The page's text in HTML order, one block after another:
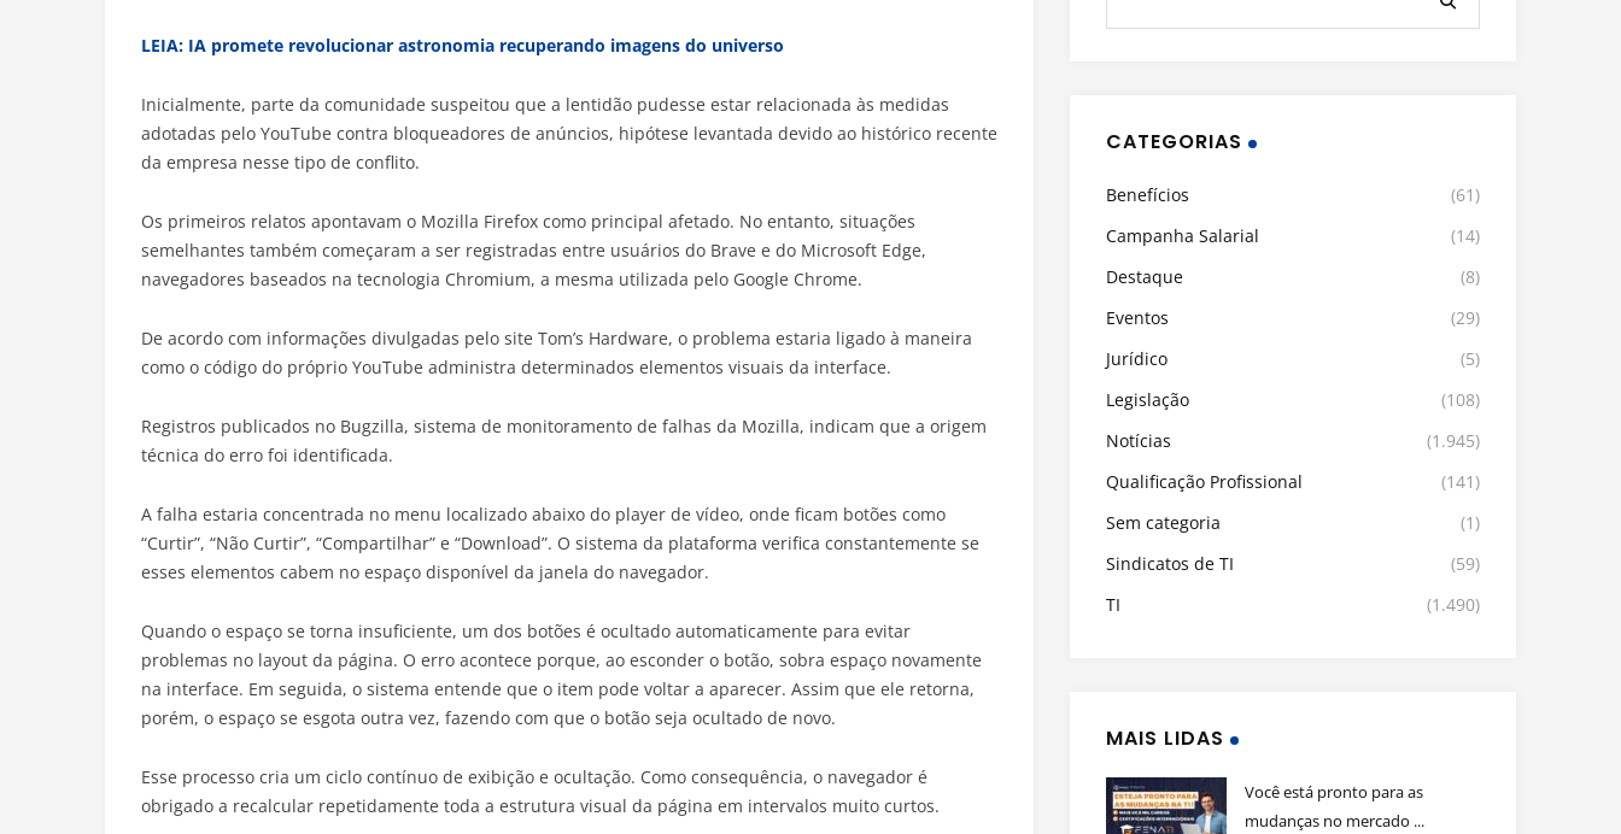
LEIA: IA promete revolucionar astronomia recuperando imagens do universo
Inicialmente, parte da comunidade suspeitou que a lentidão pudesse estar relacionada às medidas
adotadas pelo YouTube contra bloqueadores de anúncios, hipótese levantada devido ao histórico recente
da empresa nesse tipo de conflito.
Os primeiros relatos apontavam o Mozilla Firefox como principal afetado. No entanto, situações
semelhantes também começaram a ser registradas entre usuários do Brave e do Microsoft Edge,
navegadores baseados na tecnologia Chromium, a mesma utilizada pelo Google Chrome.
De acordo com informações divulgadas pelo site Tom’s Hardware, o problema estaria ligado à maneira
como o código do próprio YouTube administra determinados elementos visuais da interface.
Registros publicados no Bugzilla, sistema de monitoramento de falhas da Mozilla, indicam que a origem
técnica do erro foi identificada.
A falha estaria concentrada no menu localizado abaixo do player de vídeo, onde ficam botões como
“Curtir”, “Não Curtir”, “Compartilhar” e “Download”. O sistema da plataforma verifica constantemente se
esses elementos cabem no espaço disponível da janela do navegador.
Quando o espaço se torna insuficiente, um dos botões é ocultado automaticamente para evitar
problemas no layout da página. O erro acontece porque, ao esconder o botão, sobra espaço novamente
na interface. Em seguida, o sistema entende que o item pode voltar a aparecer. Assim que ele retorna,
porém, o espaço se esgota outra vez, fazendo com que o botão seja ocultado de novo.
Esse processo cria um ciclo contínuo de exibição e ocultação. Como consequência, o navegador é
obrigado a recalcular repetidamente toda a estrutura visual da página em intervalos muito curtos.
CATEGORIAS
Benefícios
(61)
Campanha Salarial
(14)
Destaque
(8)
Eventos
(29)
Jurídico
(5)
Legislação
(108)
Notícias
(1.945)
Qualificação Profissional
(141)
Sem categoria
(1)
Sindicatos de TI
(59)
TI
(1.490)
MAIS LIDAS
Você está pronto para as
mudanças no mercado ...